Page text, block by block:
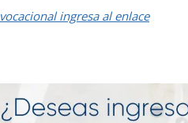
ingresa al enlace